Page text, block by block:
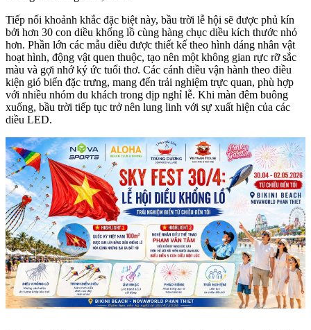
Tiếp nối khoảnh khắc đặc biệt này, bầu trời lễ hội sẽ được phủ kín
bởi hơn 30 con diều khổng lồ cùng hàng chục diều kích thước nhỏ
hơn. Phần lớn các mẫu diều được thiết kế theo hình dáng nhân vật
hoạt hình, động vật quen thuộc, tạo nên một không gian rực rỡ sắc
màu và gợi nhớ ký ức tuổi thơ. Các cánh diều vận hành theo điều
kiện gió biển đặc trưng, mang đến trải nghiệm trực quan, phù hợp
với nhiều nhóm du khách trong dịp nghỉ lễ. Khi màn đêm buông
xuống, bầu trời tiếp tục trở nên lung linh với sự xuất hiện của các
diều LED.